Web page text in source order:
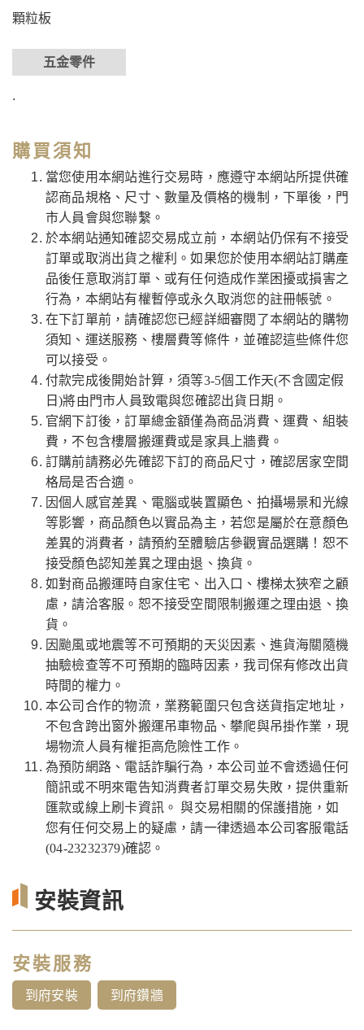
顆粒板
五金零件
.
購買須知
當您使用本網站進行交易時，應遵守本網站所提供確
認商品規格、尺寸、數量及價格的機制，下單後，門
市人員會與您聯繫。
於本網站通知確認交易成立前，本網站仍保有不接受
訂單或取消出貨之權利。如果您於使用本網站訂購產
品後任意取消訂單、或有任何造成作業困擾或損害之
行為，本網站有權暫停或永久取消您的註冊帳號。
在下訂單前，請確認您已經詳細審閱了本網站的購物
須知、運送服務、樓層費等條件，並確認這些條件您
可以接受。
付款完成後開始計算，須等3-5個工作天(不含國定假
日)將由門市人員致電與您確認出貨日期。
官網下訂後，訂單總金額僅為商品消費、運費、組裝
費，不包含樓層搬運費或是家具上牆費。
訂購前請務必先確認下訂的商品尺寸，確認居家空間
格局是否合適。
因個人感官差異、電腦或裝置顯色、拍攝場景和光線
等影響，商品顏色以實品為主，若您是屬於在意顏色
差異的消費者，請預約至體驗店參觀實品選購！恕不
接受顏色認知差異之理由退、換貨。
如對商品搬運時自家住宅、出入口、樓梯太狹窄之顧
慮，請洽客服。恕不接受空間限制搬運之理由退、換
貨。
因颱風或地震等不可預期的天災因素、進貨海關隨機
抽驗檢查等不可預期的臨時因素，我司保有修改出貨
時間的權力。
本公司合作的物流，業務範圍只包含送貨指定地址，
不包含跨出窗外搬運吊車物品、攀爬與吊掛作業，現
場物流人員有權拒高危險性工作。
為預防網路、電話詐騙行為，本公司並不會透過任何
簡訊或不明來電告知消費者訂單交易失敗，提供重新
匯款或線上刷卡資訊。 與交易相關的保護措施，如
您有任何交易上的疑慮，請一律透過本公司客服電話
(04-23232379)確認。
安裝資訊
安裝服務
到府安裝 到府鑽牆